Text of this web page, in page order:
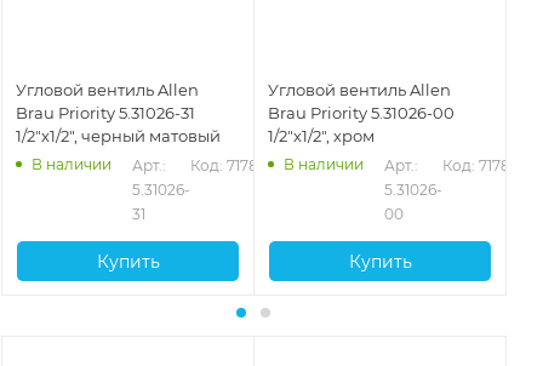
Угловой вентиль Allen
Brau Priority 5.31026-31
1/2"х1/2", черный матовый
В наличии
Арт.:
5.31026-
31
Код: 71787
Купить
Угловой вентиль Allen
Brau Priority 5.31026-00
1/2"х1/2", хром
В наличии
Арт.:
5.31026-
00
Код: 71786
Купить